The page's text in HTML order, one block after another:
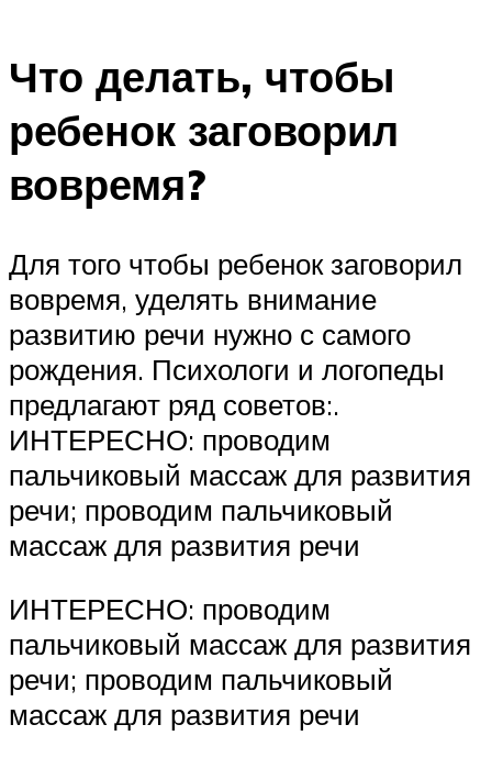
Что делать, чтобы
ребенок заговорил
вовремя?
Для того чтобы ребенок заговорил
вовремя, уделять внимание
развитию речи нужно с самого
рождения. Психологи и логопеды
предлагают ряд советов:.
ИНТЕРЕСНО: проводим
пальчиковый массаж для развития
речи; проводим пальчиковый
массаж для развития речи
ИНТЕРЕСНО: проводим
пальчиковый массаж для развития
речи; проводим пальчиковый
массаж для развития речи